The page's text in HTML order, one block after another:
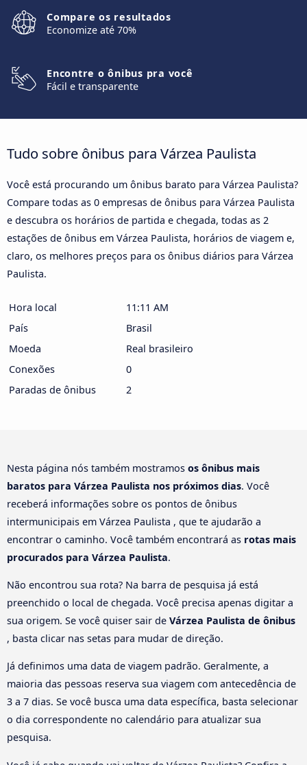
Compare os resultados
Economize até 70%
Encontre o ônibus pra você
Fácil e transparente
Tudo sobre ônibus para Várzea Paulista
Você está procurando um ônibus barato para Várzea Paulista?
Compare todas as 0 empresas de ônibus para Várzea Paulista
e descubra os horários de partida e chegada, todas as 2
estações de ônibus em Várzea Paulista, horários de viagem e,
claro, os melhores preços para os ônibus diários para Várzea
Paulista.
Hora local
11:11 AM
País
Brasil
Moeda
Real brasileiro
Conexões
0
Paradas de ônibus
2
Nesta página nós também mostramos os ônibus mais
baratos para Várzea Paulista nos próximos dias. Você
receberá informações sobre os pontos de ônibus
intermunicipais em Várzea Paulista , que te ajudarão a
encontrar o caminho. Você também encontrará as rotas mais
procurados para Várzea Paulista.
Não encontrou sua rota? Na barra de pesquisa já está
preenchido o local de chegada. Você precisa apenas digitar a
sua origem. Se você quiser sair de Várzea Paulista de ônibus
, basta clicar nas setas para mudar de direção.
Já definimos uma data de viagem padrão. Geralmente, a
maioria das pessoas reserva sua viagem com antecedência de
3 a 7 dias. Se você busca uma data específica, basta selecionar
o dia correspondente no calendário para atualizar sua
pesquisa.